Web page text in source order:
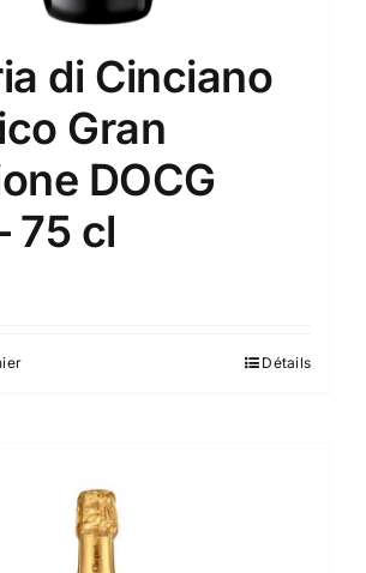
di Cinciano
Gran
DOCG
75 cl
Détails